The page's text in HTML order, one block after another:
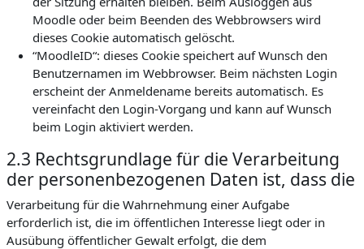
Moodle oder beim Beenden des Webbrowsers wird
dieses Cookie automatisch gelöscht.
“MoodleID“: dieses Cookie speichert auf Wunsch den
Benutzernamen im Webbrowser. Beim nächsten Login
erscheint der Anmeldename bereits automatisch. Es
vereinfacht den Login-Vorgang und kann auf Wunsch
beim Login aktiviert werden.
2.3 Rechtsgrundlage für die Verarbeitung
der personenbezogenen Daten ist, dass die
Verarbeitung für die Wahrnehmung einer Aufgabe
erforderlich ist, die im öffentlichen Interesse liegt oder in
Ausübung öffentlicher Gewalt erfolgt, die dem